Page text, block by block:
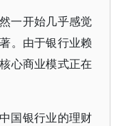
一开始几乎感觉
。由于银行业赖
心商业模式正在
国银行业的理财